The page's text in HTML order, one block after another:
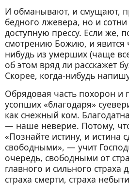
И обманывают, и смущают,
бедного лжевера, но и
доступную прессу. Если же,
смотрению Божию, и явится
нибудь из умерших (чаще
об этом вряд ли расскажет
Скорее, когда-нибудь
Обрядовая часть похорон и
усопших «благодаря»
как снежный ком.
— наше неверие. Потому,
«Познайте истину, и истина
свободными», — учит
очередь, свободными от
главного и сильного страха
страха смерти, страха